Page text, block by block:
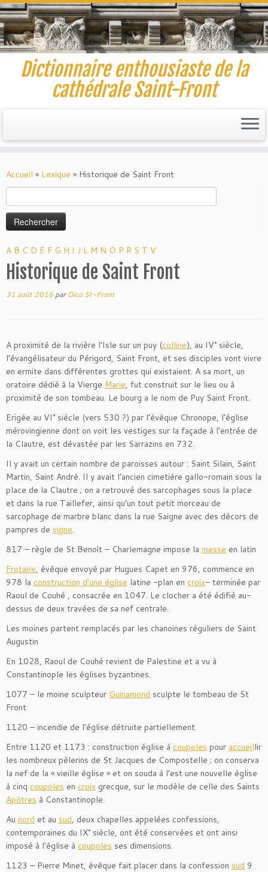
to
content
Dictionnaire enthousiaste de la
cathédrale Saint-Front
Accueil » Lexique » Historique de Saint Front
A B C D E F G H I J L M N O P R S T V
Historique de Saint Front
31 août 2016 parDico St-Front
A proximité de la rivière l’Isle sur un puy (colline), au IV° siècle,
l’évangélisateur du Périgord, Saint Front, et ses disciples vont vivre
en ermite dans différentes grottes qui existaient. A sa mort, un
oratoire dédié à la Vierge Marie, fut construit sur le lieu ou à
proximité de son tombeau. Le bourg a le nom de Puy Saint Front.
Erigée au VI° siècle (vers 530 ?) par l’évêque Chronope, l’église
mérovingienne dont on voit les vestiges sur la façade à l’entrée de
la Clautre, est dévastée par les Sarrazins en 732.
Il y avait un certain nombre de paroisses autour : Saint Silain, Saint
Martin, Saint André. Il y avait l’ancien cimetière gallo-romain sous la
place de la Clautre ; on a retrouvé des sarcophages sous la place
et dans la rue Taillefer, ainsi qu’un tout petit morceau de
sarcophage de marbre blanc dans la rue Saigne avec des décors de
pampres de vigne.
817 – règle de St Benoît – Charlemagne impose la messe en latin
Frotaire, évêque envoyé par Hugues Capet en 976, commence en
978 la construction d’une église latine -plan en croix- terminée par
Raoul de Couhé , consacrée en 1047. Le clocher a été édifié au-
dessus de deux travées de sa nef centrale.
Les moines partent remplacés par les chanoines réguliers de Saint
Augustin
En 1028, Raoul de Couhé revient de Palestine et a vu à
Constantinople les églises byzantines.
1077 – le moine sculpteur Guinamond sculpte le tombeau de St
Front
1120 – incendie de l’église détruite partiellement.
Entre 1120 et 1173 : construction église à coupoles pour accueillir
les nombreux pèlerins de St Jacques de Compostelle ; on conserva
la nef de la « vieille église » et on souda à l’est une nouvelle église
à cinq coupoles en croix grecque, sur le modèle de celle des Saints
Apôtres à Constantinople.
Au nord et au sud, deux chapelles appelées confessions,
contemporaines du IX° siècle, ont été conservées et ont ainsi
imposé à l’église à coupoles ses dimensions.
1123 – Pierre Minet, évêque fait placer dans la confession sud 9